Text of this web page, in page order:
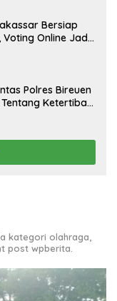
Bersiap
Voting Online Jadi
Polres Bireuen
Ketertiban
kategori olahraga,
post wpberita.